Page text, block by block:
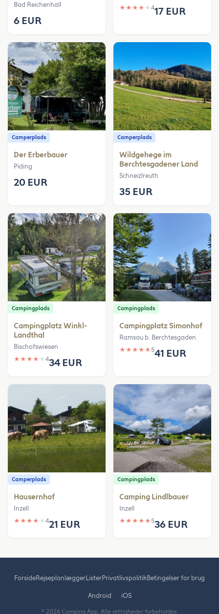
Bad Reichenhall
6 EUR
★ ★ ★ ★ ★ 417 EUR
Camperplads
Der Erberbauer
Piding
20 EUR
Camperplads
Wildgehege im
Berchtesgadener Land
Schneizlreuth
35 EUR
Campingplads
Campingplatz Winkl-
Landthal
Bischofswiesen
★ ★ ★ ★ ★ 434 EUR
Campingplads
Campingplatz Simonhof
Ramsau b. Berchtesgaden
★ ★ ★ ★ ★541 EUR
Camperplads
Hausernhof
Inzell
★ ★ ★ ★ ★ 421 EUR
Campingplads
Camping Lindlbauer
Inzell
★ ★ ★ ★ ★536 EUR
ForsideRejseplanlæggerListerPrivatlivspolitikBetingelser for brug
Android iOS
© 2026 Camping App. Alle rettigheder forbeholdes.